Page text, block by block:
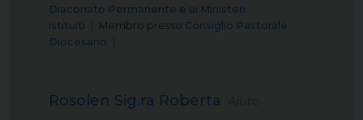
Diaconato Permanente e ai Ministeri
istituiti
Membro presso Consiglio Pastorale
Diocesano
Rosolen Sig.ra Roberta